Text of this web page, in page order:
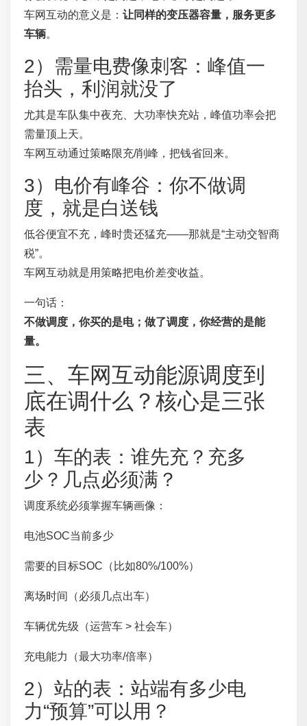
车网互动的意义是： 让同样的变压器容量，服务更多
车辆。
2）需量电费像刺客：峰值一
抬头，利润就没了
尤其是车队集中夜充、大功率快充站，峰值功率会把
需量顶上天。
车网互动通过策略限充/削峰，把钱省回来。
3）电价有峰谷：你不做调
度，就是白送钱
低谷便宜不充，峰时贵还猛充——那就是“主动交智商
税”。
车网互动就是用策略把电价差变收益。
一句话：
不做调度，你买的是电；做了调度，你经营的是能
量。
三、车网互动能源调度到
底在调什么？核心是三张
表
1）车的表：谁先充？充多
少？几点必须满？
调度系统必须掌握车辆画像：
电池SOC当前多少
需要的目标SOC（比如80%/100%）
离场时间（必须几点出车）
车辆优先级（运营车 > 社会车）
充电能力（最大功率/倍率）
2）站的表：站端有多少电
力“预算”可以用？